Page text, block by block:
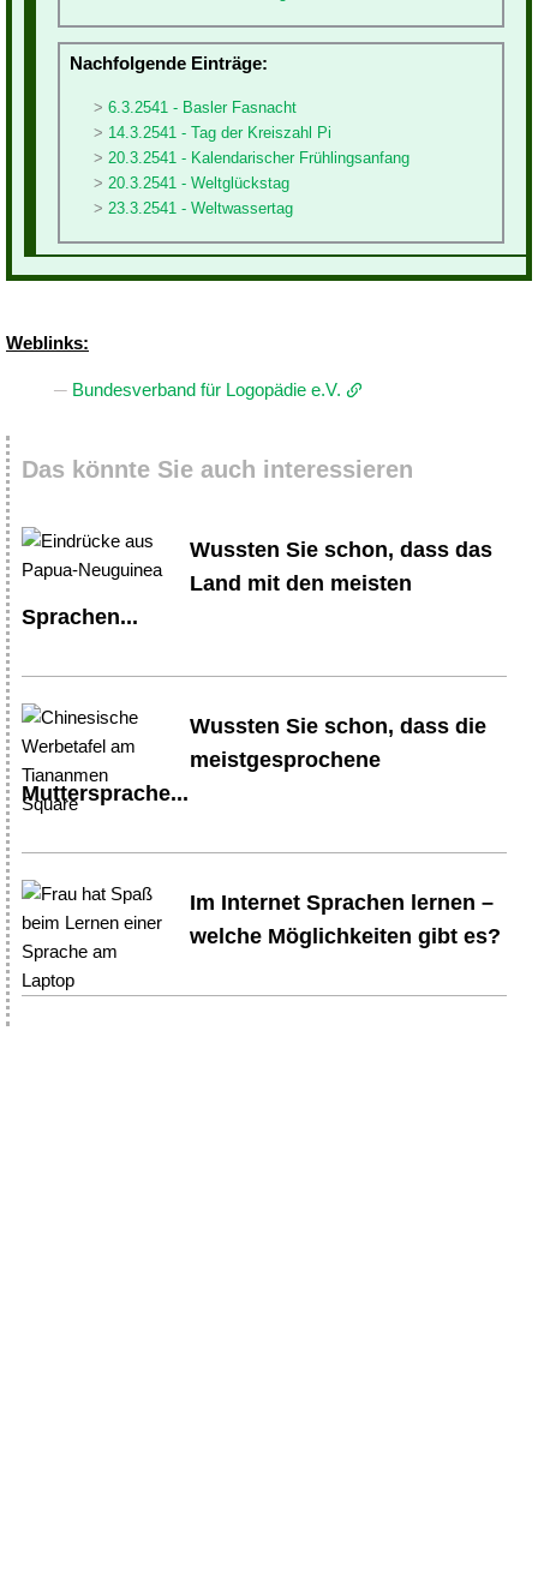
Nachfolgende Einträge:
6.3.2541 - Basler Fasnacht
14.3.2541 - Tag der Kreiszahl Pi
20.3.2541 - Kalendarischer Frühlingsanfang
20.3.2541 - Weltglückstag
23.3.2541 - Weltwassertag
Weblinks:
Bundesverband für Logopädie e.V.
Das könnte Sie auch interessieren
Wussten Sie schon, dass das
Land mit den meisten
Sprachen...
Wussten Sie schon, dass die
meistgesprochene
Muttersprache...
Im Internet Sprachen lernen –
welche Möglichkeiten gibt es?